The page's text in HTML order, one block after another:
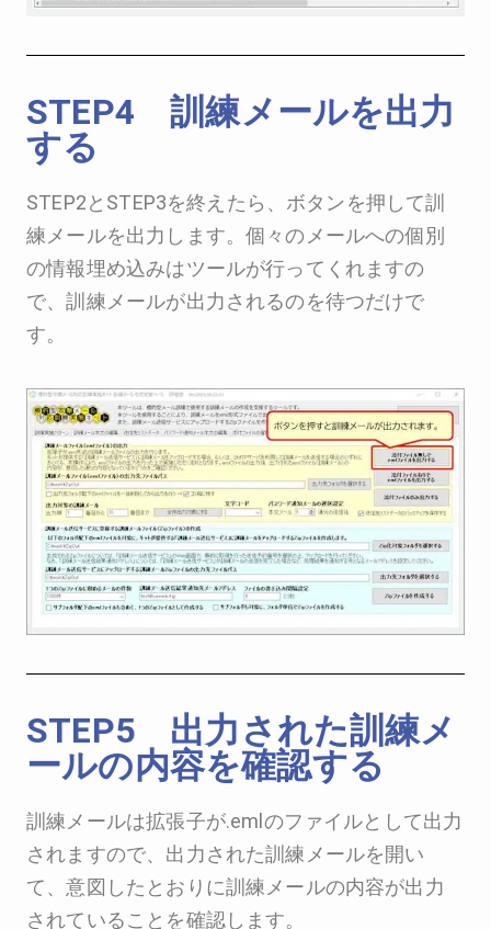
STEP4 訓練メールを出力
する
STEP2とSTEP3を終えたら、ボタンを押して訓
練メールを出力します。個々のメールへの個別
の情報埋め込みはツールが行ってくれますの
で、訓練メールが出力されるのを待つだけで
す。
STEP5 出力された訓練メ
ールの内容を確認する
訓練メールは拡張子が.emlのファイルとして出力
されますので、出力された訓練メールを開い
て、意図したとおりに訓練メールの内容が出力
されていることを確認します。